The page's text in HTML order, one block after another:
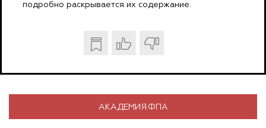
подробно раскрывается их содержание.
АКАДЕМИЯ.ФПА